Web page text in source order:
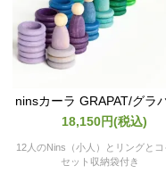
ninsカーラ GRAPAT/グラ
18,150円(税込)
12人のNins（小人）とリングと
セット収納袋付き